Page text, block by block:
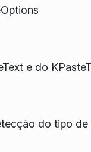
e do
do tipo